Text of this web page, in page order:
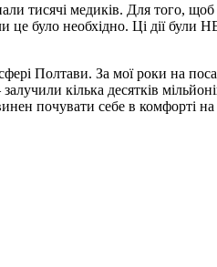
тисячі медиків. Для того,
це було необхідно. Ці
Полтави. За мої роки на
кілька десятків
почувати себе в комфорті